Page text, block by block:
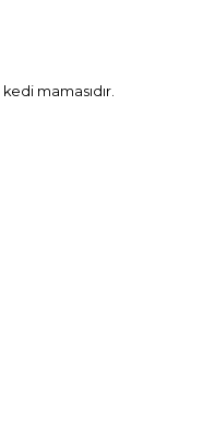
mamasıdır.